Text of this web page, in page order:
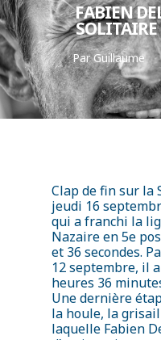
FABIEN
ParGuillaume
Clap de fin sur la
jeudi 16
qui a franchi la
Nazaire en 5e
et 36 secondes.
12 septembre, il
heures 36
Une dernière
la houle, la
laquelle Fabien